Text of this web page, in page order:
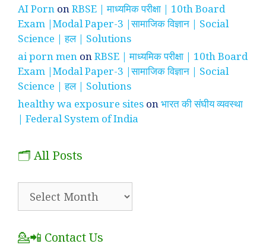
AI Porn onRBSE | माध्यमिक परीक्षा | 10th Board
Exam |Modal Paper-3 |सामाजिक विज्ञान | Social
Science | हल | Solutions
ai porn men onRBSE | माध्यमिक परीक्षा | 10th Board
Exam |Modal Paper-3 |सामाजिक विज्ञान | Social
Science | हल | Solutions
healthy wa exposure sites onभारत की संघीय व्यवस्था
| Federal System of India
🗂️ All Posts
💁📲 Contact Us